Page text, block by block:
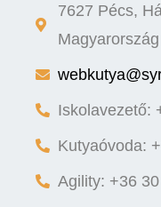
7627 Pécs,
Magyarország
Iskolavezető:
Kutyaóvoda:
Agility: +36